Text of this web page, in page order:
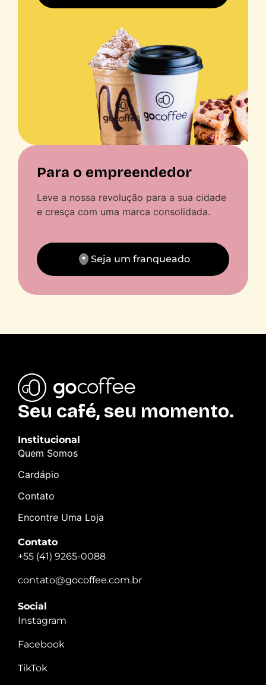
Para o empreendedor
Leve a nossa revolução para a sua cidade
e cresça com uma marca consolidada.
Seja um franqueado
Seu café, seu momento.
Institucional
Quem Somos
Cardápio
Contato
Encontre Uma Loja
Contato
+55 (41) 9265-0088
contato@gocoffee.com.br
Social
Instagram
Facebook
TikTok